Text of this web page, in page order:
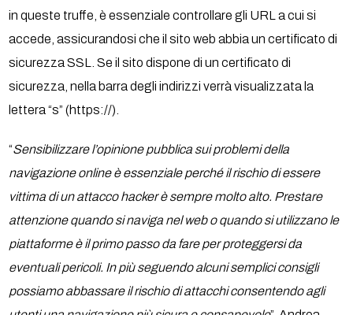
in queste truffe, è essenziale controllare gli URL a cui si
accede, assicurandosi che il sito web abbia un certificato di
sicurezza SSL. Se il sito dispone di un certificato di
sicurezza, nella barra degli indirizzi verrà visualizzata la
lettera “s” (https://).
“Sensibilizzare l’opinione pubblica sui problemi della
navigazione online è essenziale perché il rischio di essere
vittima di un attacco hacker è sempre molto alto. Prestare
attenzione quando si naviga nel web o quando si utilizzano le
piattaforme è il primo passo da fare per proteggersi da
eventuali pericoli. In più seguendo alcuni semplici consigli
possiamo abbassare il rischio di attacchi consentendo agli